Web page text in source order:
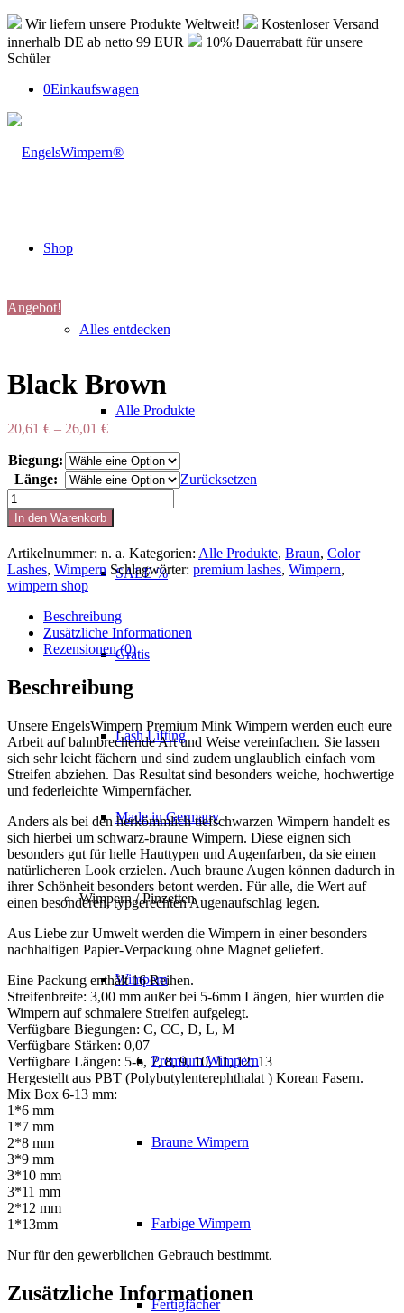
Wir liefern unsere Produkte Weltweit!
Kostenloser Versand
innerhalb DE ab netto 99 EUR
10% Dauerrabatt für unsere
Schüler
0Einkaufswagen
Shop
Alles entdecken
Alle Produkte
EXIT
SALE %
Gratis
Lash Lifting
Made in Germany
Wimpern / Pinzetten
Wimpern
Premium Wimpern
Braune Wimpern
Farbige Wimpern
Fertigfächer
Angebot!
Black Brown
20,61 € – 26,01 €
Biegung:
Länge:
Zurücksetzen
Black
Brown
Menge
In den Warenkorb
Artikelnummer: n. a. Kategorien: Alle Produkte, Braun, Color
Lashes, Wimpern Schlagwörter: premium lashes, Wimpern,
wimpern shop
Beschreibung
Zusätzliche Informationen
Rezensionen (0)
Beschreibung
Unsere EngelsWimpern Premium Mink Wimpern werden euch eure
Arbeit auf bahnbrechende Art und Weise vereinfachen. Sie lassen
sich sehr leicht fächern und sind zudem unglaublich einfach vom
Streifen abziehen. Das Resultat sind besonders weiche, hochwertige
und federleichte Wimpernfächer.
Anders als bei den herkömmlich tiefschwarzen Wimpern handelt es
sich hierbei um schwarz-braune Wimpern. Diese eignen sich
besonders gut für helle Hauttypen und Augenfarben, da sie einen
natürlicheren Look erzielen. Auch braune Augen können dadurch in
ihrer Schönheit besonders betont werden. Für alle, die Wert auf
einen besonderen, typgerechten Augenaufschlag legen.
Aus Liebe zur Umwelt werden die Wimpern in einer besonders
nachhaltigen Papier-Verpackung ohne Magnet geliefert.
Eine Packung enthält 16 Reihen.
Streifenbreite: 3,00 mm außer bei 5-6mm Längen, hier wurden die
Wimpern auf schmalere Streifen aufgelegt.
Verfügbare Biegungen: C, CC, D, L, M
Verfügbare Stärken: 0,07
Verfügbare Längen: 5-6, 7, 8, 9, 10, 11, 12, 13
Hergestellt aus PBT (Polybutylenterephthalat ) Korean Fasern.
Mix Box 6-13 mm:
1*6 mm
1*7 mm
2*8 mm
3*9 mm
3*10 mm
3*11 mm
2*12 mm
1*13mm
Nur für den gewerblichen Gebrauch bestimmt.
Zusätzliche Informationen